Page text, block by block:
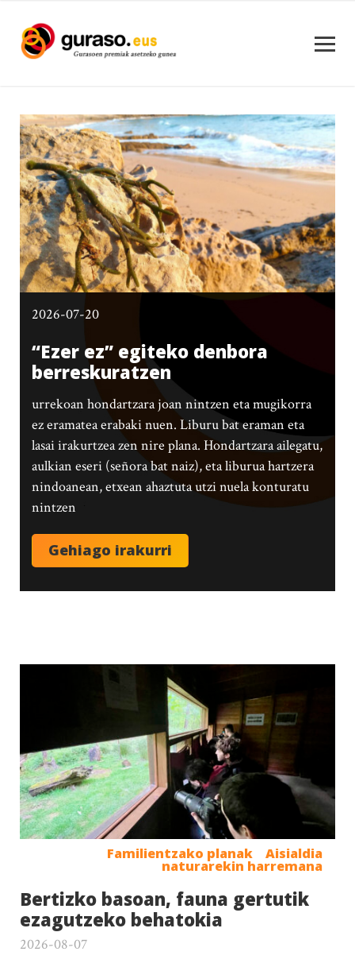
2026-07-20
“Ezer ez” egiteko denbora
berreskuratzen
urrekoan hondartzara joan nintzen eta mugikorra
ez eramatea erabaki nuen. Liburu bat eraman eta
lasai irakurtzea zen nire plana. Hondartzara ailegatu,
aulkian eseri (señora bat naiz), eta liburua hartzera
nindoanean, etxean ahaztuta utzi nuela konturatu
nintzen
Aisialdia
Familientzako planak
naturarekin harremana
Bertizko basoan, fauna gertutik
ezagutzeko behatokia
2026-08-07